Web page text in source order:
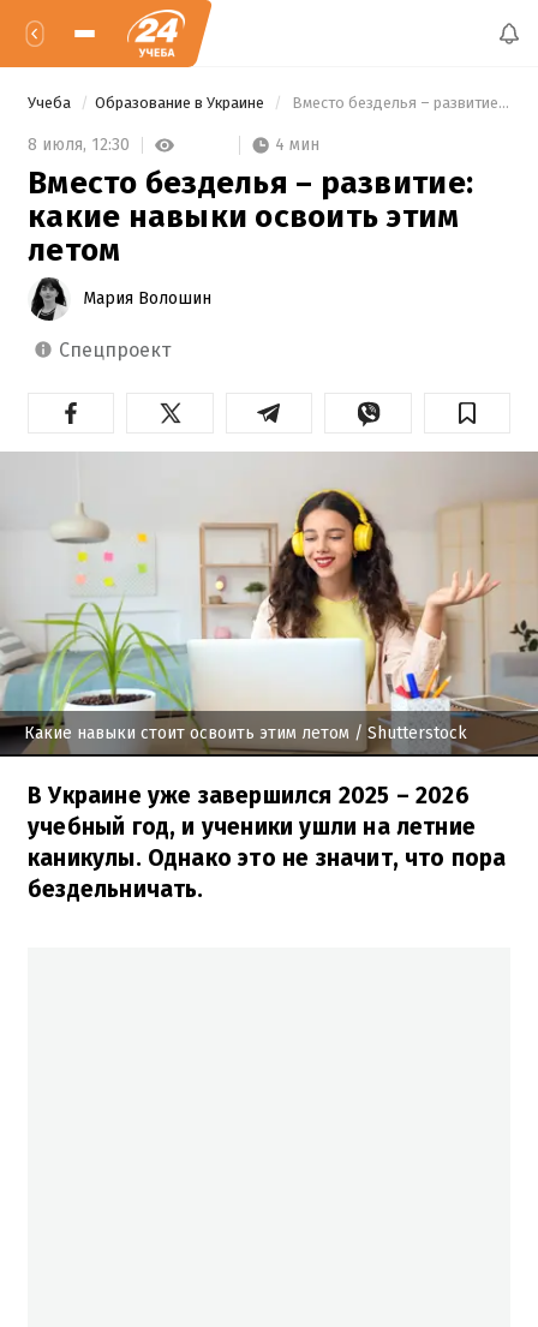
Учеба Образование в Украине Вместо безделья – развитие: какие навыки освоить этим летом
8 июля, 12:30 4 мин
Вместо безделья – развитие:
какие навыки освоить этим
летом
Мария Волошин
спецпроект
Какие навыки стоит освоить этим летом / Shutterstock
В Украине уже завершился 2025 – 2026
учебный год, и ученики ушли на летние
каникулы. Однако это не значит, что пора
бездельничать.